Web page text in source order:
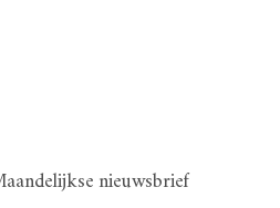
nieuwsbrief